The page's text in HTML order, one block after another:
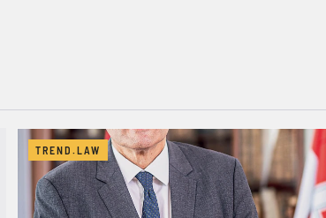
TREND.LAW